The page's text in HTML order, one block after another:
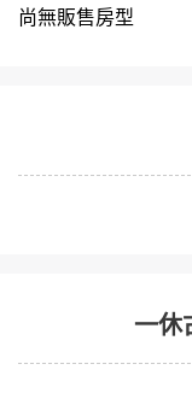
尚無販售房型
一休
一休古之宿旅館